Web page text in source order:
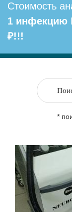
Стоимость
1 инфекцию
₽!!!
*